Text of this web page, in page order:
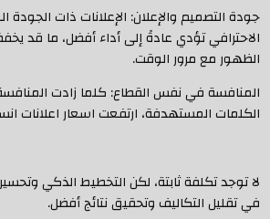
جودة التصميم والإعلان: الإعلانات ذات الجودة
الاحترافي تؤدي عادةً إلى أداء أفضل، ما قد
الظهور مع مرور الوقت.
المنافسة في نفس القطاع: كلما زادت
الكلمات المستهدفة، ارتفعت اسعار اعلانات
لا توجد تكلفة ثابتة، لكن التخطيط الذكي
في تقليل التكاليف وتحقيق نتائج أفضل.